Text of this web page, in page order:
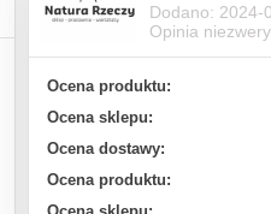
Dodano: 2024-
Opinia
Ocena produktu:
Ocena sklepu:
Ocena dostawy:
Ocena produktu: